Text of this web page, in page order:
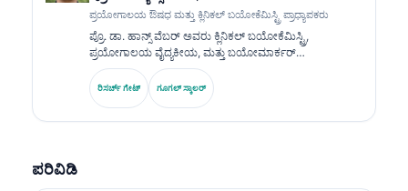
ಪ್ರಯೋಗಾಲಯ ಔಷಧ ಮತ್ತು ಕ್ಲಿನಿಕಲ್ ಬಯೋಕೆಮಿಸ್ಟ್ರಿ ಪ್ರಾಧ್ಯಾಪಕರು
ಪ್ರೊ. ಡಾ. ಹಾನ್ಸ್ ವೆಬರ್ ಅವರು ಕ್ಲಿನಿಕಲ್ ಬಯೋಕೆಮಿಸ್ಟ್ರಿ,
ಪ್ರಯೋಗಾಲಯ ವೈದ್ಯಕೀಯ, ಮತ್ತು ಬಯೋಮಾರ್ಕರ್
ಸಂಶೋಧನೆಯಲ್ಲಿ 30+ ವರ್ಷಗಳ ಪರಿಣತಿಯನ್ನು ಹೊಂದಿದ್ದಾರೆ.
ಜರ್ಮನ್ ಸೊಸೈಟಿ ಫಾರ್ ಕ್ಲಿನಿಕಲ್ ಕೆಮಿಸ್ಟ್ರಿಯ ಮಾಜಿ ಅಧ್ಯಕ್ಷರಾಗಿದ್ದ
ಅವರು, ಡಯಾಗ್ನೋಸ್ಟಿಕ್ ಪ್ಯಾನೆಲ್ ವಿಶ್ಲೇಷಣೆ, ಬಯೋಮಾರ್ಕರ್
ರಿಸರ್ಚ್ ಗೇಟ್ ಗೂಗಲ್ ಸ್ಕಾಲರ್
ಪರಿವಿಡಿ